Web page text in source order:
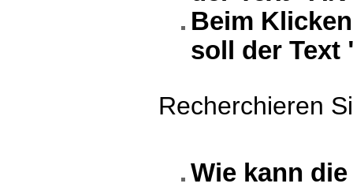
Beim
soll der Text
Recherchieren
Wie kann